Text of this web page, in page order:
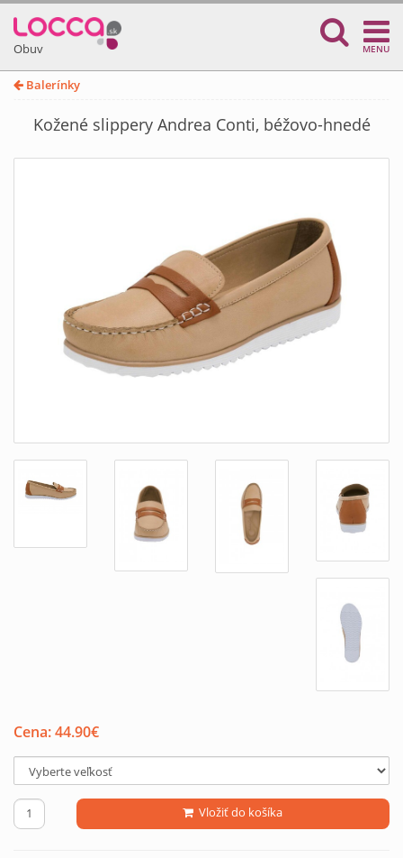
Obuv MENU
Balerínky
Kožené slippery Andrea Conti, béžovo-hnedé
Cena:44.90€
Vložiť do košíka